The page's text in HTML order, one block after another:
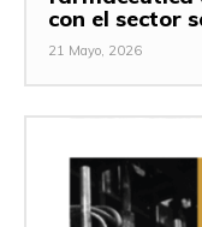
con el sector
21 Mayo, 2026